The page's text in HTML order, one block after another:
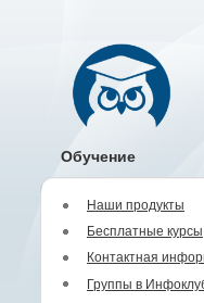
Обучение
Наши продукты
Бесплатные курсы
Контактная
Группы в